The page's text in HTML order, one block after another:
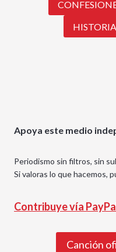
Apoya este medio
Periodismo sin filtros, sin
Si valoras lo que hacemos,
Contribuye vía
Canción